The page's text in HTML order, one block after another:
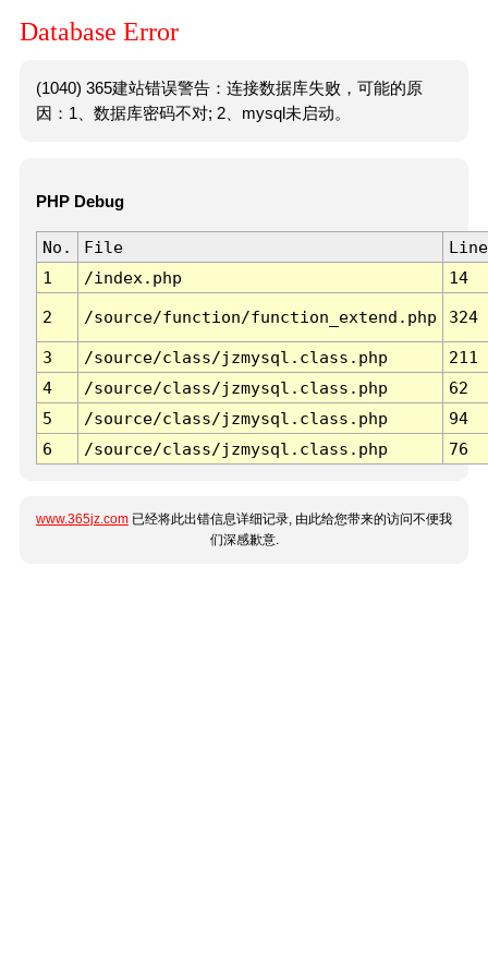
Database Error
(1040) 365建站错误警告：连接数据库失败，可能的原
因：1、数据库密码不对; 2、mysql未启动。
PHP Debug
No. File
Line
1
/index.php 14
2 /source/function/function_extend.php 324
3 /source/class/jzmysql.class.php
211
4
/source/class/jzmysql.class.php
62
5
/source/class/jzmysql.class.php
94
6
/source/class/jzmysql.class.php 76
www.365jz.com 已经将此出错信息详细记录, 由此给您带来的访问不便我
们深感歉意.